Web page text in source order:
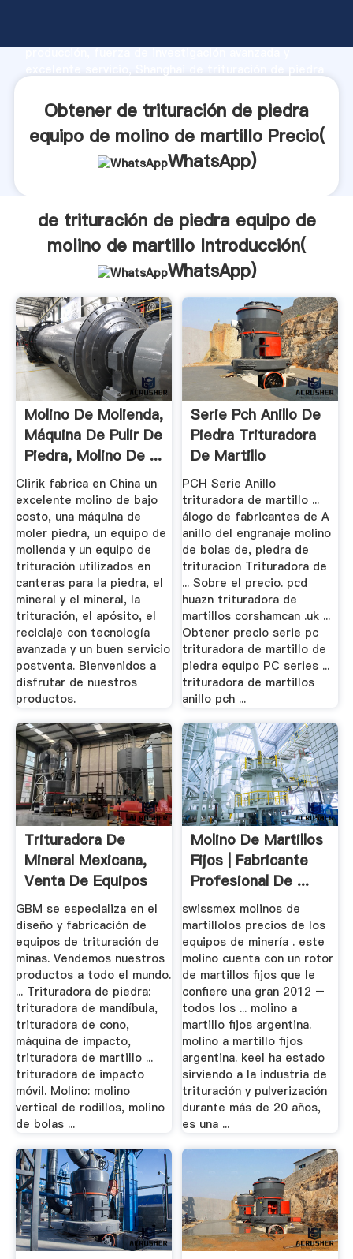
producción, fuerza de investigación avanzada y
y aporta valores a todos los clientes.
Obtener de trituración de piedra
equipo de molino de martillo Precio(
WhatsApp)
de trituración de piedra equipo de
molino de martillo Introducción(
WhatsApp)
Molino De Molienda,
Máquina De Pulir De
Piedra, Molino De ...
Clirik fabrica en China un
excelente molino de bajo
costo, una máquina de
moler piedra, un equipo de
molienda y un equipo de
trituración utilizados en
canteras para la piedra, el
mineral y el mineral, la
trituración, el apósito, el
reciclaje con tecnología
avanzada y un buen servicio
postventa. Bienvenidos a
disfrutar de nuestros
productos.
Serie Pch Anillo De
Piedra Trituradora
De Martillo
PCH Serie Anillo
trituradora de martillo ...
álogo de fabricantes de A
anillo del engranaje molino
de bolas de, piedra de
trituracion Trituradora de
... Sobre el precio. pcd
huazn trituradora de
martillos corshamcan .uk ...
Obtener precio serie pc
trituradora de martillo de
piedra equipo PC series ...
trituradora de martillos
anillo pch ...
Trituradora De
Mineral Mexicana,
Venta De Equipos
De ...
GBM se especializa en el
diseño y fabricación de
equipos de trituración de
minas. Vendemos nuestros
productos a todo el mundo.
... Trituradora de piedra:
trituradora de mandíbula,
trituradora de cono,
máquina de impacto,
trituradora de martillo ...
trituradora de impacto
móvil. Molino: molino
vertical de rodillos, molino
de bolas ...
Molino De Martillos
Fijos | Fabricante
Profesional De ...
swissmex molinos de
martillolos precios de los
equipos de minería . este
molino cuenta con un rotor
de martillos fijos que le
confiere una gran 2012 –
todos los ... molino a
martillo fijos argentina.
molino a martillo fijos
argentina. keel ha estado
sirviendo a la industria de
trituración y pulverización
durante más de 20 años,
es una ...